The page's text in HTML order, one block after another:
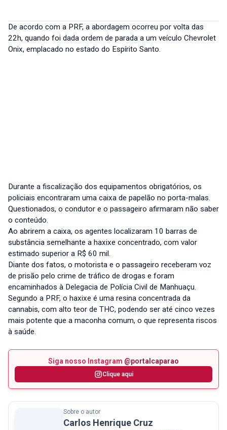
De acordo com a PRF, a abordagem ocorreu por volta das
22h, quando foi dada ordem de parada a um veículo Chevrolet
Onix, emplacado no estado do Espírito Santo.
Durante a fiscalização dos equipamentos obrigatórios, os
policiais encontraram uma caixa de papelão no porta-malas.
Questionados, o condutor e o passageiro afirmaram não saber
o conteúdo.
Ao abrirem a caixa, os agentes localizaram 10 barras de
substância semelhante a haxixe concentrado, com valor
estimado superior a R$ 60 mil.
Diante dos fatos, o motorista e o passageiro receberam voz
de prisão pelo crime de tráfico de drogas e foram
encaminhados à Delegacia de Polícia Civil de Manhuaçu.
Segundo a PRF, o haxixe é uma resina concentrada da
cannabis, com alto teor de THC, podendo ser até cinco vezes
mais potente que a maconha comum, o que representa riscos
à saúde.
Siga nosso Instagram @portalcaparao
Clique aqui
Sobre o autor
Carlos Henrique Cruz